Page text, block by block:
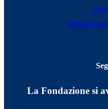
La Fondazione si